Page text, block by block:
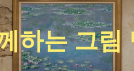
하는 그림